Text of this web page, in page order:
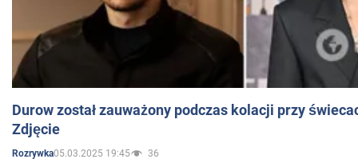
Durow został zauważony podczas kolacji przy
Zdjęcie
Rozrywka05.03.2025 19:45 36